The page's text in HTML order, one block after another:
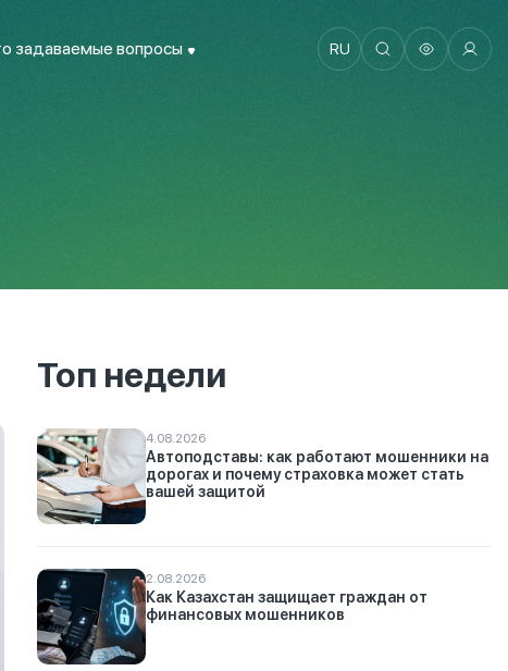
задаваемые вопросы RU
Топ недели
4.08.2026
Автоподставы: как работают мошенники на
дорогах и почему страховка может стать
вашей защитой
2.08.2026
Как Казахстан защищает граждан от
финансовых мошенников